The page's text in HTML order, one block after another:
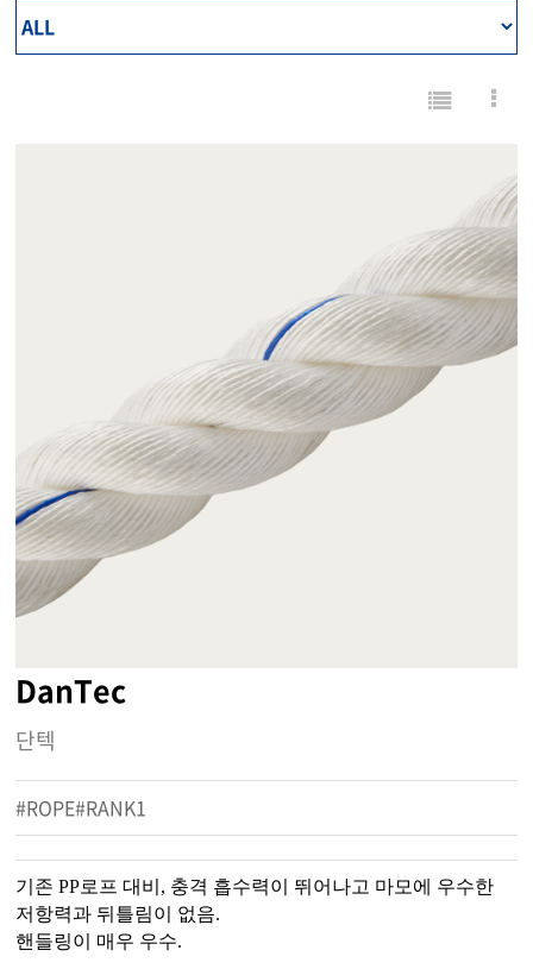
DanTec
단텍
#ROPE#RANK1
기존 PP로프 대비, 충격 흡수력이 뛰어나고 마모에 우수한
저항력과 뒤틀림이 없음.
핸들링이 매우 우수.